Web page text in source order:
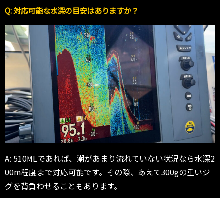
Q: 対応可能な水深の目安はありますか？
A: 510MLであれば、潮があまり流れていない状況なら水深2
00m程度まで対応可能です。その際、あえて300gの重いジ
グを背負わせることもあります。